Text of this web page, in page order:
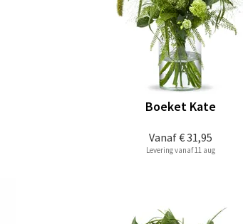
Vanaf€ 31,95
Boeket Kate
Levering vanaf 11 aug